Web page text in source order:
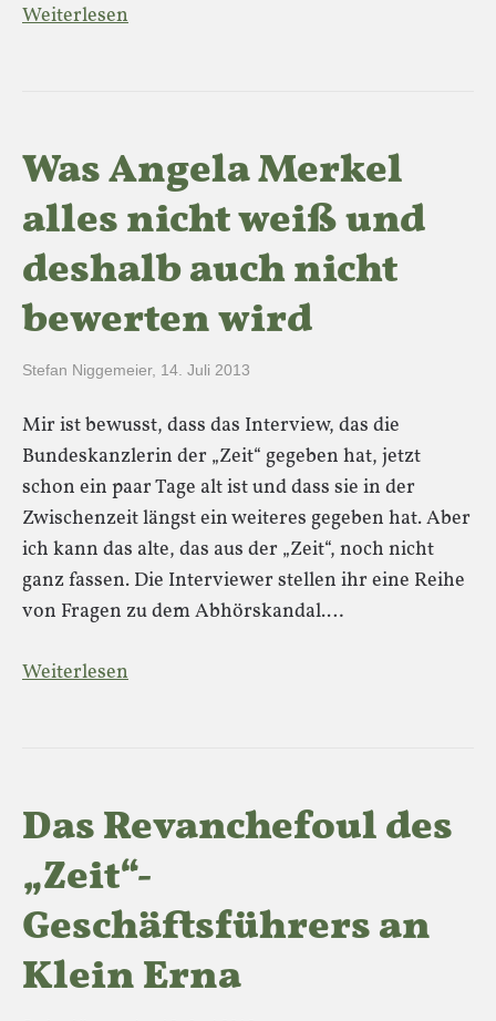
Weiterlesen
Was Angela Merkel
alles nicht weiß und
deshalb auch nicht
bewerten wird
Stefan Niggemeier, 14. Juli 2013
Mir ist bewusst, dass das Interview, das die
Bundeskanzlerin der „Zeit“ gegeben hat, jetzt
schon ein paar Tage alt ist und dass sie in der
Zwischenzeit längst ein weiteres gegeben hat. Aber
ich kann das alte, das aus der „Zeit“, noch nicht
ganz fassen. Die Interviewer stellen ihr eine Reihe
von Fragen zu dem Abhörskandal.…
Weiterlesen
Das Revanchefoul des
„Zeit“-
Geschäftsführers an
Klein Erna